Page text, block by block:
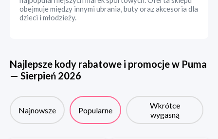
obejmuje między innymi ubrania, buty oraz akcesoria dla
dzieci i młodzieży.
Najlepsze kody rabatowe i promocje w Puma
— Sierpień 2026
Najnowsze Popularne
Wkrótce
wygasną